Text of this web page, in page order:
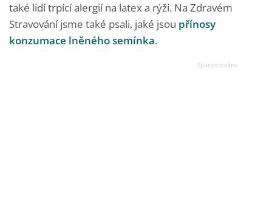
také lidí trpící alergií na latex a rýži. Na Zdravém
Stravování jsme také psali, jaké jsou přínosy
konzumace lněného semínka.